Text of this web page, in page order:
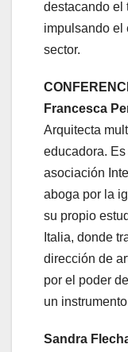
destacando el
impulsando el
sector.
Francesca
Arquitecta
educadora.
asociación
aboga por la
su propio
Italia, donde
dirección de
por el poder
un
Sandra